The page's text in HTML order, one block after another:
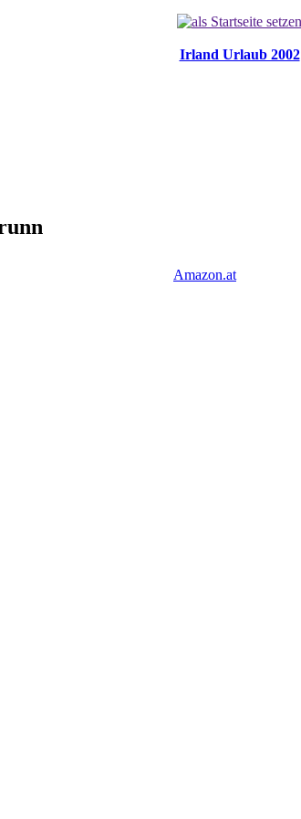
Irland Urlaub 2002
Amazon.at